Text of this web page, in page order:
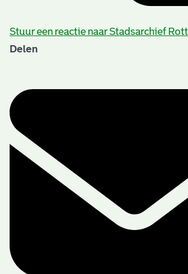
Stuur een reactie naar Stadsarchief
Delen